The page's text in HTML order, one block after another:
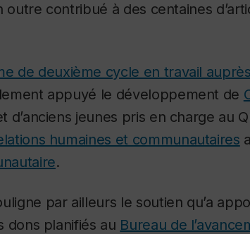
outre contribué à des centaines
de deuxième cycle en travail
appuyé le développement de
d’anciens jeunes pris en charge au
humaines et communautaires
.
par ailleurs le soutien qu’a
dons planifiés au Bureau de